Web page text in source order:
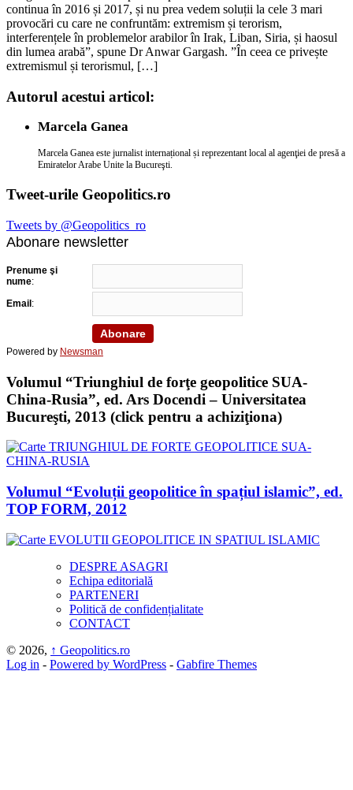
continua în 2016 și 2017, și nu prea vedem soluții la cele 3 mari
provocări cu care ne confruntăm: extremism și terorism,
interferențele în problemelor arabilor în Irak, Liban, Siria, și haosul
din lumea arabă”, spune Dr Anwar Gargash. ”În ceea ce privește
extremismul și terorismul, […]
Autorul acestui articol:
Marcela Ganea
Marcela Ganea este jurnalist internațional și reprezentant local al agenţiei de presă a
Emiratelor Arabe Unite la Bucureşti.
Tweet-urile Geopolitics.ro
Tweets by @Geopolitics_ro
Abonare newsletter
Prenume şi
nume:
Email :
Powered by Newsman
Volumul “Triunghiul de forţe geopolitice SUA-
China-Rusia”, ed. Ars Docendi – Universitatea
Bucureşti, 2013 (click pentru a achiziţiona)
Volumul “Evoluții geopolitice în spațiul islamic”, ed.
TOP FORM, 2012
DESPRE ASAGRI
Echipa editorială
PARTENERI
Politică de confidențialitate
CONTACT
© 2026, ↑ Geopolitics.ro
Log in - Powered by WordPress - Gabfire Themes